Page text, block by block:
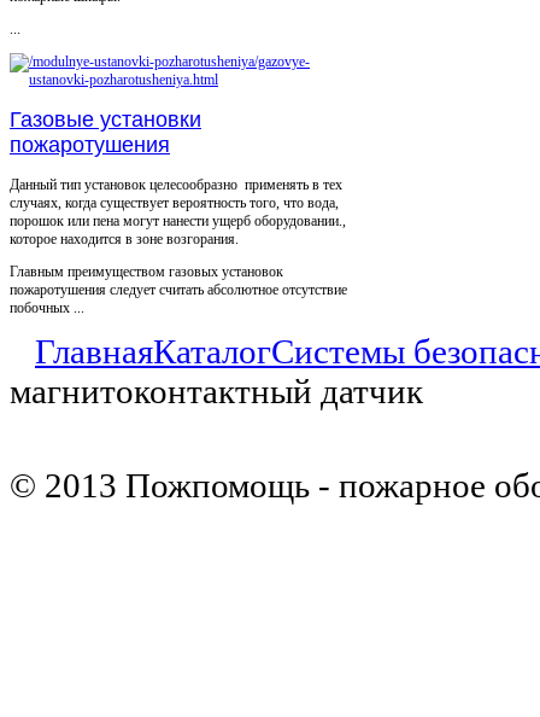
Газовые установки
пожаротушения
Данный тип установок целесообразно применять в тех
случаях, когда существует вероятность того, что вода,
порошок или пена могут нанести ущерб оборудовании.,
которое находится в зоне возгорания.
Главным преимуществом газовых установок
пожаротушения следует считать абсолютное отсутствие
побочных ...
ГлавнаяКаталогСистемы
магнитоконтактный датчик
© 2013 Пожпомощь - пожарное